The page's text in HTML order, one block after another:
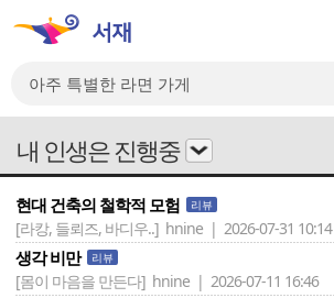
내 인생은 진행중
현대 건축의 철학적 모험 리뷰
[라캉, 들뢰즈, 바디우..] hnine | 2026-07-31 10:14
생각 비만 리뷰
[몸이 마음을 만든다] hnine | 2026-07-11 16:46